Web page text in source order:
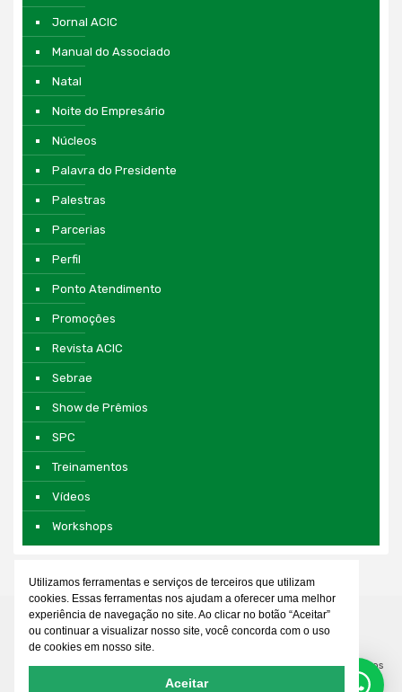
Jornal ACIC
Manual do Associado
Natal
Noite do Empresário
Núcleos
Palavra do Presidente
Palestras
Parcerias
Perfil
Ponto Atendimento
Promoções
Revista ACIC
Sebrae
Show de Prêmios
SPC
Treinamentos
Vídeos
Workshops
© 2026 Associação Comercial e Empresarial de Cianorte. Todos os direitos
reservados. Desenvolvido por
Utilizamos ferramentas e serviços de terceiros que utilizam
cookies. Essas ferramentas nos ajudam a oferecer uma melhor
experiência de navegação no site. Ao clicar no botão “Aceitar”
ou continuar a visualizar nosso site, você concorda com o uso
de cookies em nosso site.
Aceitar